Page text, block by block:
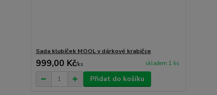
Sada klubíček MOOL v dárkové krabičce
999,00 Kč/ks skladem 1 ks
Přidat do košíku